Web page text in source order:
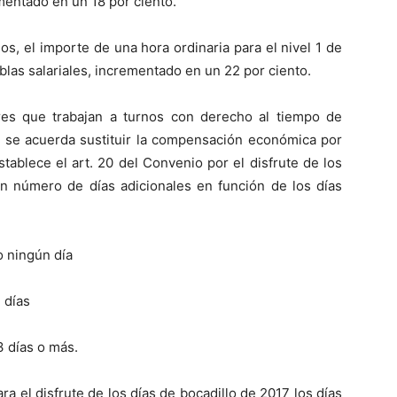
el importe de una hora ordinaria para el nivel 1 de
salariales, incrementado en un 22 por ciento.
que trabajan a turnos con derecho al tiempo de
acuerda sustituir la compensación económica por
el art. 20 del Convenio por el disfrute de los
número de días adicionales en función de los días
día
o más.
el disfrute de los días de bocadillo de 2017 los días